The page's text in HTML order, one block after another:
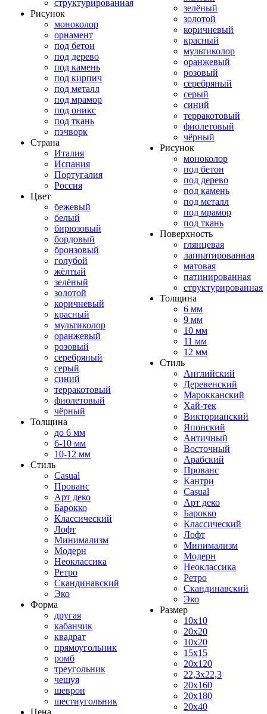
структурированная
Рисунок
моноколор
орнамент
под бетон
под дерево
под камень
под кирпич
под металл
под мрамор
под оникс
под ткань
пэчворк
Страна
Италия
Испания
Португалия
Россия
Цвет
бежевый
белый
бирюзовый
бордовый
бронзовый
голубой
жёлтый
зелёный
золотой
коричневый
красный
мультиколор
оранжевый
розовый
серебряный
серый
синий
терракотовый
фиолетовый
чёрный
Толщина
до 6 мм
6-10 мм
10-12 мм
Стиль
Casual
Прованс
Арт деко
Барокко
Классический
Лофт
Минимализм
Модерн
Неоклассика
Ретро
Скандинавский
Эко
Форма
другая
кабанчик
квадрат
прямоугольник
ромб
треугольник
чешуя
шеврон
шестиугольник
Цена
зелёный
золотой
коричневый
красный
мультиколор
оранжевый
розовый
серебряный
серый
синий
терракотовый
фиолетовый
чёрный
Рисунок
моноколор
под бетон
под дерево
под камень
под металл
под мрамор
под ткань
Поверхность
глянцевая
лаппатированная
матовая
патинированная
структурированная
Толщина
6 мм
9 мм
10 мм
11 мм
12 мм
Стиль
Английский
Деревенский
Марокканский
Хай-тек
Викторианский
Японский
Античный
Восточный
Арабский
Прованс
Кантри
Casual
Арт деко
Барокко
Классический
Лофт
Минимализм
Модерн
Неоклассика
Ретро
Скандинавский
Эко
Размер
10x10
20x20
10x20
15x15
20x120
22,3x22,3
20x160
20x180
20x40